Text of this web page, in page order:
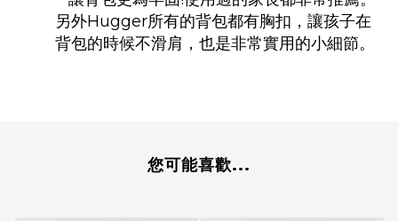
另外Hugger所有的背包都有胸扣，讓孩子在
背包的時候不滑肩，也是非常實用的小細節。
您可能喜歡...